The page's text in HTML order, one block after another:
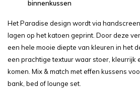
binnenkussen
Het Paradise design wordt via
lagen op het katoen geprint. Door deze
een hele mooie diepte van kleuren in het
een prachtige textuur waar stoer, kleurrijk
komen. Mix & match met effen kussens
bank, bed of lounge set.